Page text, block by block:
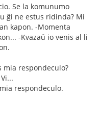
Se la komunumo
ĝi ne estus ridinda? Mi
kapon. -Momenta
-Kvazaŭ io venis al li
mia respondeculo?
respondeculo.